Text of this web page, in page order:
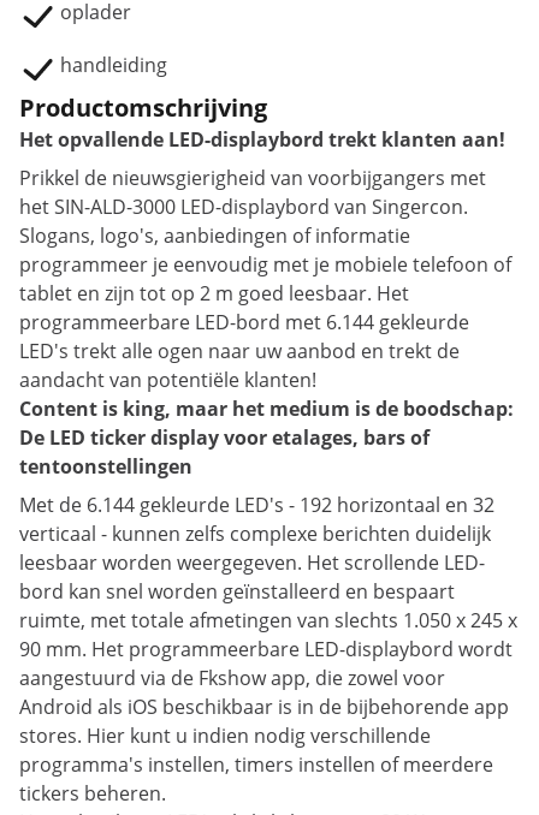
oplader
handleiding
Productomschrijving
Het opvallende LED-displaybord trekt klanten aan!
Prikkel de nieuwsgierigheid van voorbijgangers met
het SIN-ALD-3000 LED-displaybord van Singercon.
Slogans, logo's, aanbiedingen of informatie
programmeer je eenvoudig met je mobiele telefoon of
tablet en zijn tot op 2 m goed leesbaar. Het
programmeerbare LED-bord met 6.144 gekleurde
LED's trekt alle ogen naar uw aanbod en trekt de
aandacht van potentiële klanten!
Content is king, maar het medium is de boodschap:
De LED ticker display voor etalages, bars of
tentoonstellingen
Met de 6.144 gekleurde LED's - 192 horizontaal en 32
verticaal - kunnen zelfs complexe berichten duidelijk
leesbaar worden weergegeven. Het scrollende LED-
bord kan snel worden geïnstalleerd en bespaart
ruimte, met totale afmetingen van slechts 1.050 x 245 x
90 mm. Het programmeerbare LED-displaybord wordt
aangestuurd via de Fkshow app, die zowel voor
Android als iOS beschikbaar is in de bijbehorende app
stores. Hier kunt u indien nodig verschillende
programma's instellen, timers instellen of meerdere
tickers beheren.